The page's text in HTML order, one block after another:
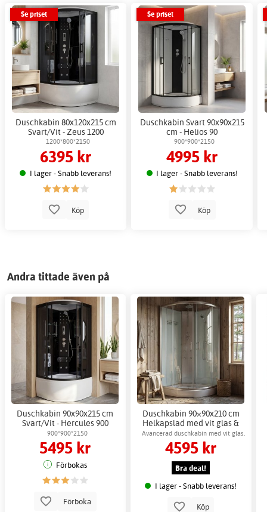
Se priset
Duschkabin 80x120x215 cm
Svart/Vit - Zeus 1200
1200*800*2150
6395 kr
I lager - Snabb leverans!
Köp
Se priset
Duschkabin Svart 90x90x215
cm - Helios 90
900*900*2150
4995 kr
I lager - Snabb leverans!
Köp
Andra tittade även på
Duschkabin 90x90x215 cm
Svart/Vit - Hercules 900
900*900*2150
5495 kr
Förbokas
Förboka
Duschkabin 90×90x210 cm
Helkapslad med vit glas &
massage - Nebula
Avancerad duschkabin med vit glas,
toppdusch och sex massagejets
4595 kr
Bra deal!
I lager - Snabb leverans!
Köp